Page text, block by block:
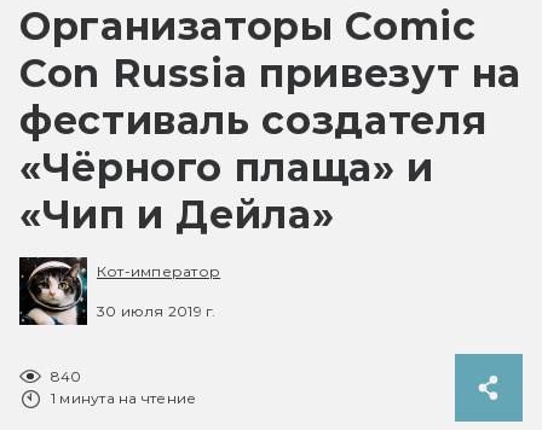
Организаторы Comic
Con Russia привезут на
фестиваль создателя
«Чёрного плаща» и
«Чип и Дейла»
Кот-император
30 июля 2019 г.
840
1 минута на чтение